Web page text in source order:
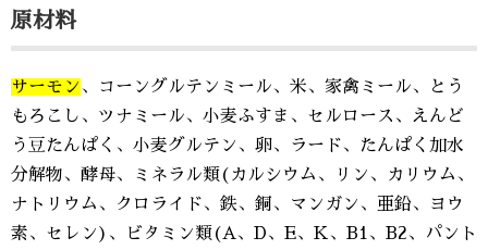
原材料
サーモン、コーングルテンミール、米、家禽ミール、とう
もろこし、ツナミール、小麦ふすま、セルロース、えんど
う豆たんぱく、小麦グルテン、卵、ラード、たんぱく加水
分解物、酵母、ミネラル類(カルシウム、リン、カリウム、
ナトリウム、クロライド、鉄、銅、マンガン、亜鉛、ヨウ
素、セレン)、ビタミン類(A、D、E、K、B1、B2、パント